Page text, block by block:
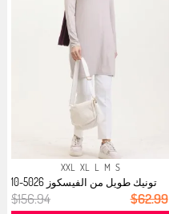
S
M
L
XL
XXL
تونيك طويل من الفيسكوز 5026-10
من ا...
$156.94 $62.99